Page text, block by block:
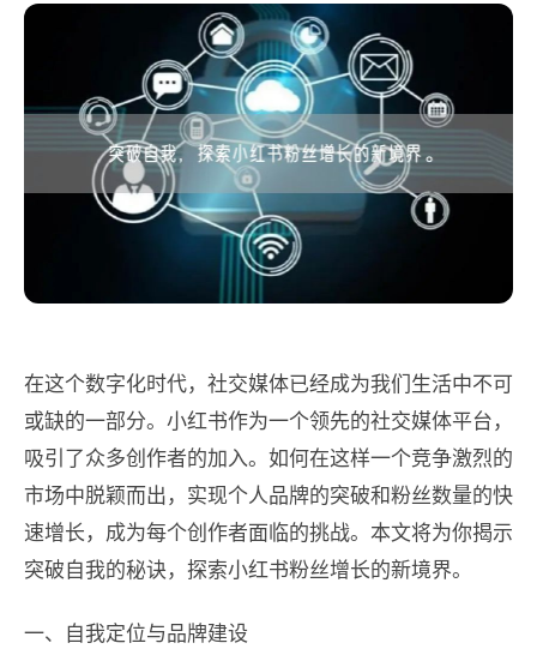
在这个数字化时代，社交媒体已经成为我们生活中不可
或缺的一部分。小红书作为一个领先的社交媒体平台，
吸引了众多创作者的加入。如何在这样一个竞争激烈的
市场中脱颖而出，实现个人品牌的突破和粉丝数量的快
速增长，成为每个创作者面临的挑战。本文将为你揭示
突破自我的秘诀，探索小红书粉丝增长的新境界。
一、自我定位与品牌建设